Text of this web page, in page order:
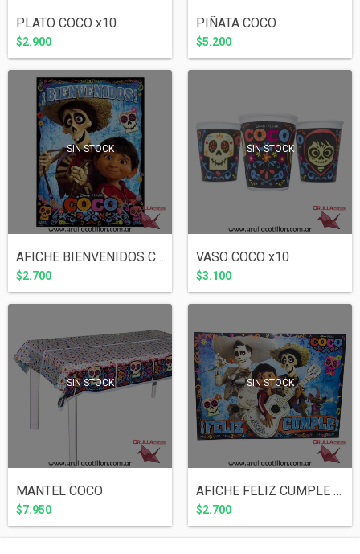
PLATO COCO x10
$2.900
PIÑATA COCO
$5.200
SIN STOCK
AFICHE BIENVENIDOS COCO
$2.700
SIN STOCK
VASO COCO x10
$3.100
SIN STOCK
MANTEL COCO
$7.950
SIN STOCK
AFICHE FELIZ CUMPLE COCO
$2.700